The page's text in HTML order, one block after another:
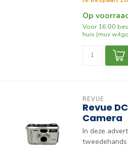
Op
Voor 16:00
huis (muv
REVUE
Revue
Camera
In deze